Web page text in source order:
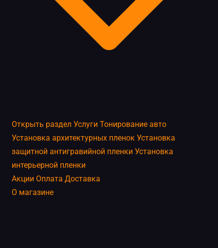
Открыть раздел Услуги Тонирование авто
Установка архитектурных пленок Установка
защитной антигравийной пленки Установка
интерьерной пленки
Акции Оплата Доставка
О магазине